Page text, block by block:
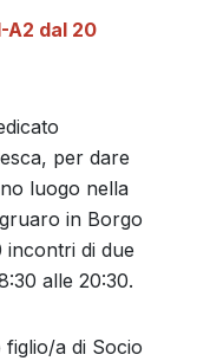
A2 dal 20
per dare
luogo nella
in Borgo
incontri di due
alle 20:30.
a di Socio